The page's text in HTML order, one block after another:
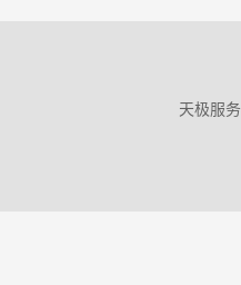
天极服务